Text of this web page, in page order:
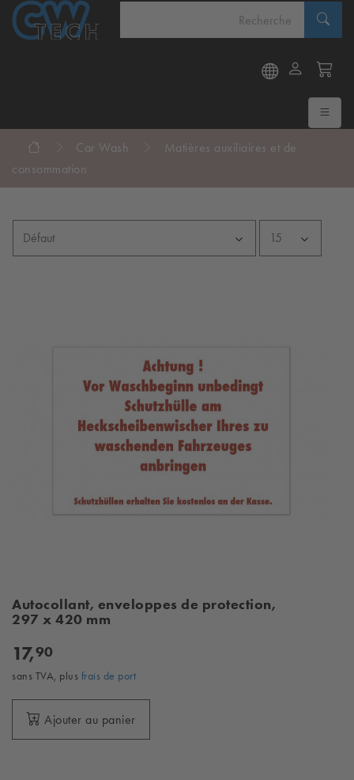
Car Wash
Matières auxiliaires et de
consommation
Autocollant, enveloppes de protection,
297 x 420 mm
17,90
sans TVA, plus frais de port
Ajouter au panier